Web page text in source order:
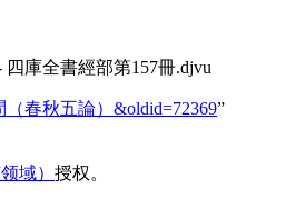
庫全書經部第157冊.djvu
（春秋五論）&oldid=72369”
域） 授权。